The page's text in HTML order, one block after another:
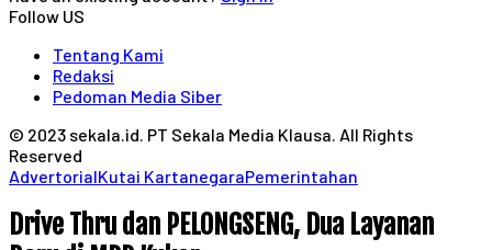
Follow US
Tentang Kami
Redaksi
Pedoman Media Siber
© 2023 sekala.id. PT Sekala Media Klausa. All Rights
Reserved
AdvertorialKutai KartanegaraPemerintahan
Drive Thru dan PELONGSENG, Dua Layanan